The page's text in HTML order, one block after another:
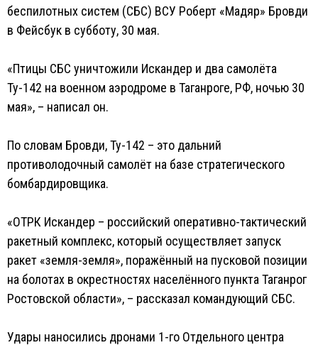
беспилотных систем (СБС) ВСУ Роберт «Мадяр» Бровди
в Фейсбук в субботу, 30 мая.
«Птицы СБС уничтожили Искандер и два самолёта
Ту-142 на военном аэродроме в Таганроге, РФ, ночью 30
мая», – написал он.
По словам Бровди, Ту-142 – это дальний
противолодочный самолёт на базе стратегического
бомбардировщика.
«ОТРК Искандер – российский оперативно-тактический
ракетный комплекс, который осуществляет запуск
ракет «земля-земля», поражённый на пусковой позиции
на болотах в окрестностях населённого пункта Таганрог
Ростовской области», – рассказал командующий СБС.
Удары наносились дронами 1-го Отдельного центра